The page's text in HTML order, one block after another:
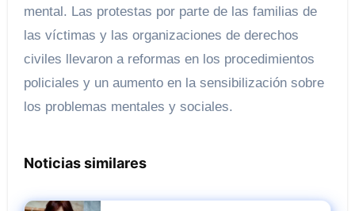
mental. Las protestas por parte de las familias de
las víctimas y las organizaciones de derechos
civiles llevaron a reformas en los procedimientos
policiales y un aumento en la sensibilización sobre
los problemas mentales y sociales.
Noticias similares